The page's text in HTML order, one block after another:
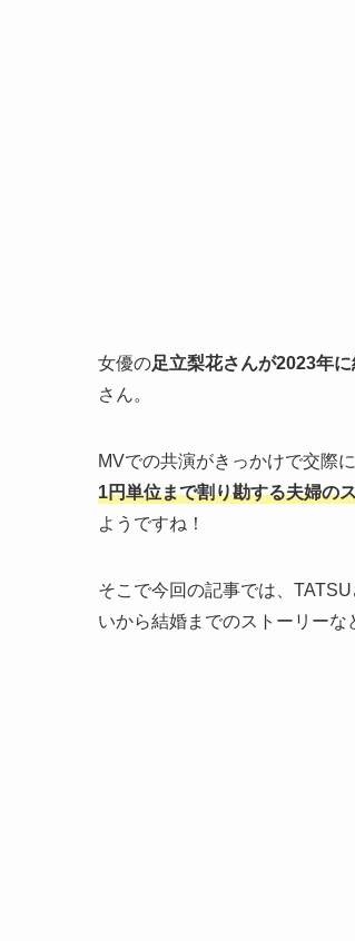
女優の足立梨花さんが2023年
さん。
MVでの共演がきっかけで交際
1円単位まで割り勘する夫婦の
ようですね！
そこで今回の記事では、
いから結婚までのストーリーな